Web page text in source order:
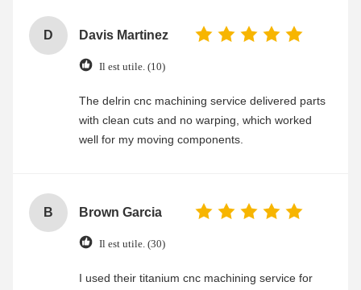
D Davis Martinez
Il est utile. (10)
The delrin cnc machining service delivered parts
with clean cuts and no warping, which worked
well for my moving components.
B Brown Garcia
Il est utile. (30)
I used their titanium cnc machining service for